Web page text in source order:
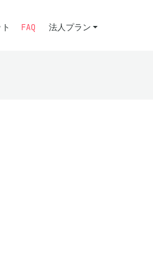
FAQ 法人プラン